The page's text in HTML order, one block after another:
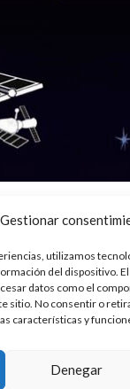
Gestionar
utilizamos
del dispositivo.
datos como el
sitio. No consentir o
características y
Denegar
la tierra, pero
hasta la